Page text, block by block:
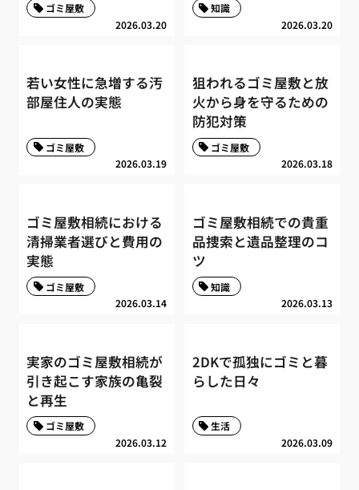
2026.03.20
ゴミ屋敷
2026.03.20
知識
若い女性に急増する汚
部屋住人の実態
2026.03.19
ゴミ屋敷
狙われるゴミ屋敷と放
火から身を守るための
防犯対策
2026.03.18
ゴミ屋敷
ゴミ屋敷相続における
清掃業者選びと費用の
実態
2026.03.14
ゴミ屋敷
ゴミ屋敷相続での貴重
品捜索と遺品整理のコ
ツ
2026.03.13
知識
実家のゴミ屋敷相続が
引き起こす家族の亀裂
と再生
2026.03.12
ゴミ屋敷
2DKで孤独にゴミと暮
らした日々
2026.03.09
生活